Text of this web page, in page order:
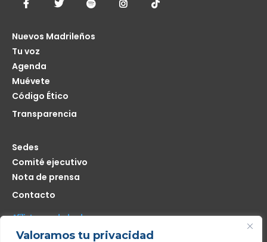
Valoramos tu privacidad
Nuevos Madrileños
Tu voz
Agenda
Muévete
Código Ético
Transparencia
Sedes
Comité ejecutivo
Nota de prensa
Contacto
Afíliate seas de donde seas
Me interesa